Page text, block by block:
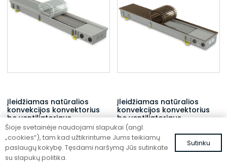
Įleidžiamas natūralios
konvekcijos konvektorius
be ventiliatoriaus
FC 300-42-9-ALS
972,13€ su PVM
Įleidžiamas natūralios
konvekcijos konvektorius
be ventiliatoriaus
FC 300-32-15-AL10
1008,34€ su PVM
Šioje svetainėje naudojami slapukai (angl.
„cookies“), tam kad užtikrintume Jums teikiamų
paslaugų kokybę. Tęsdami naršymą Jūs sutinkate
su slapukų politika.
Sutinku